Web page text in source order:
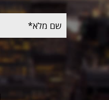
שם
מלא